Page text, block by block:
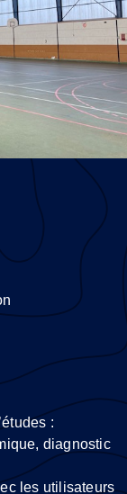
:
diagnostic
les utilisateurs